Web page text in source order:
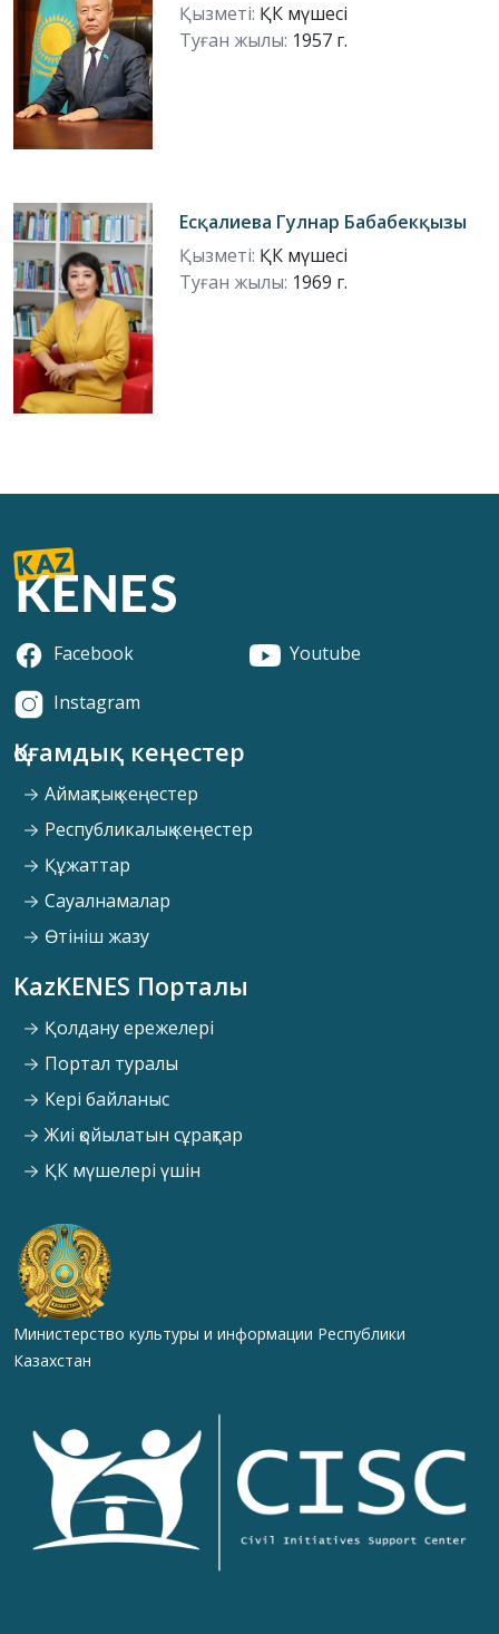
Қызметі: ҚК мүшесі
Туған жылы: 1957 г.
Есқалиева Гулнар Бабабекқызы
Қызметі: ҚК мүшесі
Туған жылы: 1969 г.
Facebook
Youtube
Instagram
Қоғамдық кеңестер
Аймақтық кеңестер
Республикалық кеңестер
Құжаттар
Сауалнамалар
Өтініш жазу
KazKENES Порталы
Қолдану ережелері
Портал туралы
Кері байланыс
Жиі қойылатын сұрақтар
ҚК мүшелері үшін
Министерство культуры и информации Республики
Казахстан